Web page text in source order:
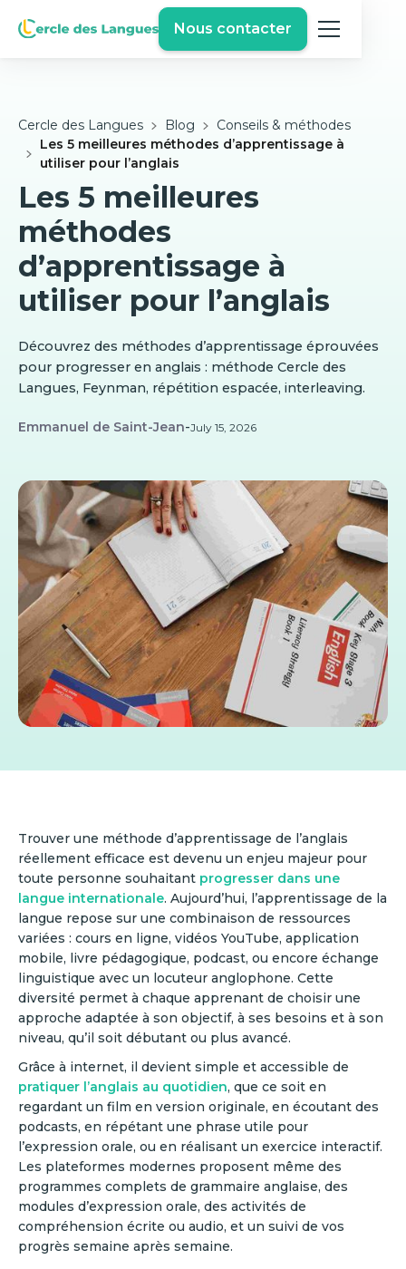
Nous contacter
Cercle des Langues Blog
Conseils & méthodes
Les 5 meilleures méthodes d’apprentissage à
utiliser pour l’anglais
Les 5 meilleures
méthodes
d’apprentissage à
utiliser pour l’anglais
Découvrez des méthodes d’apprentissage éprouvées
pour progresser en anglais : méthode Cercle des
Langues, Feynman, répétition espacée, interleaving.
Emmanuel de Saint-Jean-July 15, 2026
Trouver une méthode d’apprentissage de l’anglais
réellement efficace est devenu un enjeu majeur pour
toute personne souhaitant progresser dans une
langue internationale. Aujourd’hui, l’apprentissage de la
langue repose sur une combinaison de ressources
variées : cours en ligne, vidéos YouTube, application
mobile, livre pédagogique, podcast, ou encore échange
linguistique avec un locuteur anglophone. Cette
diversité permet à chaque apprenant de choisir une
approche adaptée à son objectif, à ses besoins et à son
niveau, qu’il soit débutant ou plus avancé.
Grâce à internet, il devient simple et accessible de
pratiquer l’anglais au quotidien, que ce soit en
regardant un film en version originale, en écoutant des
podcasts, en répétant une phrase utile pour
l’expression orale, ou en réalisant un exercice interactif.
Les plateformes modernes proposent même des
programmes complets de grammaire anglaise, des
modules d’expression orale, des activités de
compréhension écrite ou audio, et un suivi de vos
progrès semaine après semaine.